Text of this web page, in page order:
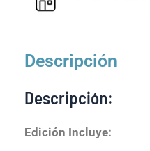
Descripción
Descripción:
Edición Incluye: